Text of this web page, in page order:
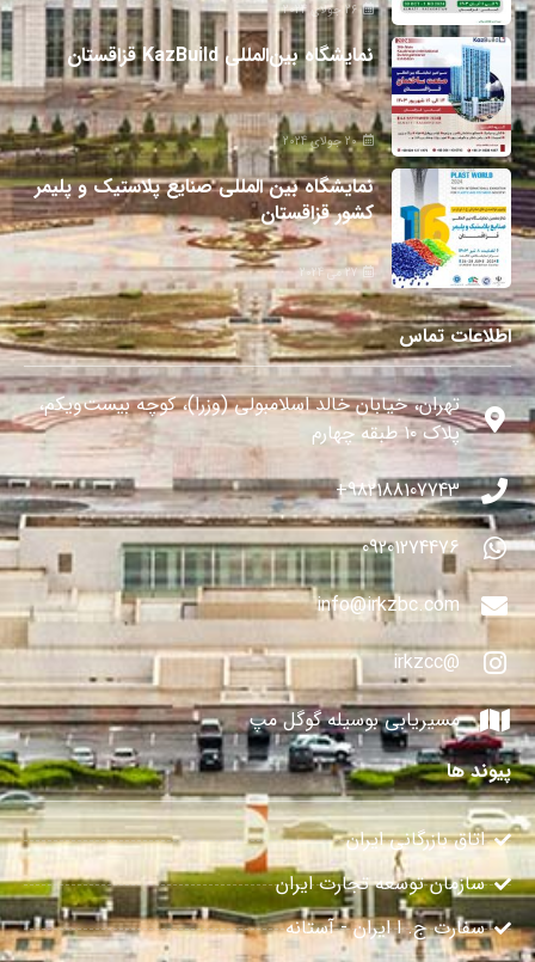
26 جولای 2024
نمایشگاه بین‌المللی KazBuild قزاقستان
20 جولای 2024
نمایشگاه بین المللی صنایع پلاستیک و پلیمر
کشور قزاقستان
27 می 2024
اطلاعات تماس
تهران، خیابان خالد اسلامبولی (وزرا)، کوچه بیست‌ویکم،
پلاک ۱۰ طبقه چهارم
982188107743+
09201274476
info@irkzbc.com
@irkzcc
مسیریابی بوسیله گوگل مپ
پیوند ها
اتاق بازرگانی ایران
سازمان توسعه تجارت ایران
سفارت ج. ا ایران - آستانه